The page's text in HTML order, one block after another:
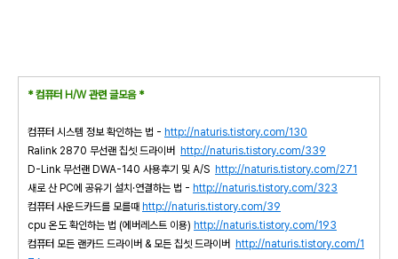
* 컴퓨터 H/W 관련 글모음 *
컴퓨터 시스템 정보 확인하는 법 - http://naturis.tistory.com/130
Ralink 2870 무선랜 칩셋 드라이버 http://naturis.tistory.com/339
D-Link 무선랜 DWA-140 사용후기 및 A/S http://naturis.tistory.com/271
새로 산 PC에 공유기 설치·연결하는 법 - http://naturis.tistory.com/323
컴퓨터 사운드카드를 모를때 http://naturis.tistory.com/39
cpu 온도 확인하는 법 (에버레스트 이용) http://naturis.tistory.com/193
컴퓨터 모든 랜카드 드라이버 & 모든 칩셋 드라이버 http://naturis.tistory.com/1